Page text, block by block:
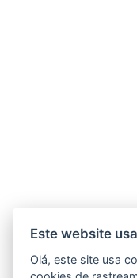
Este website
Olá, este site usa